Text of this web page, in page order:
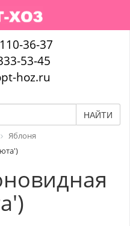
36-37
53-45
hoz.ru
НАЙТИ
Яблоня